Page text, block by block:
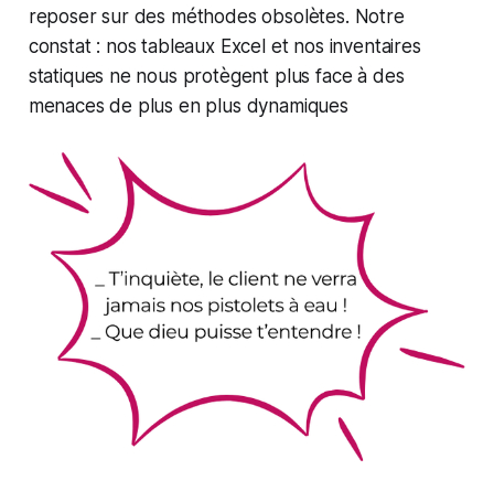
reposer sur des méthodes obsolètes. Notre
constat : nos tableaux Excel et nos inventaires
statiques ne nous protègent plus face à des
menaces de plus en plus dynamiques